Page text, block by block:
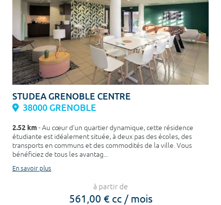
Colocation
Votre date d'entrée
Chercher
STUDEA GRENOBLE CENTRE
38000 GRENOBLE
2.52 km- Au cœur d'un quartier dynamique, cette résidence
étudiante est idéalement située, à deux pas des écoles, des
transports en communs et des commodités de la ville. Vous
bénéficiez de tous les avantag...
En savoir plus
à partir de
561,00 € cc / mois